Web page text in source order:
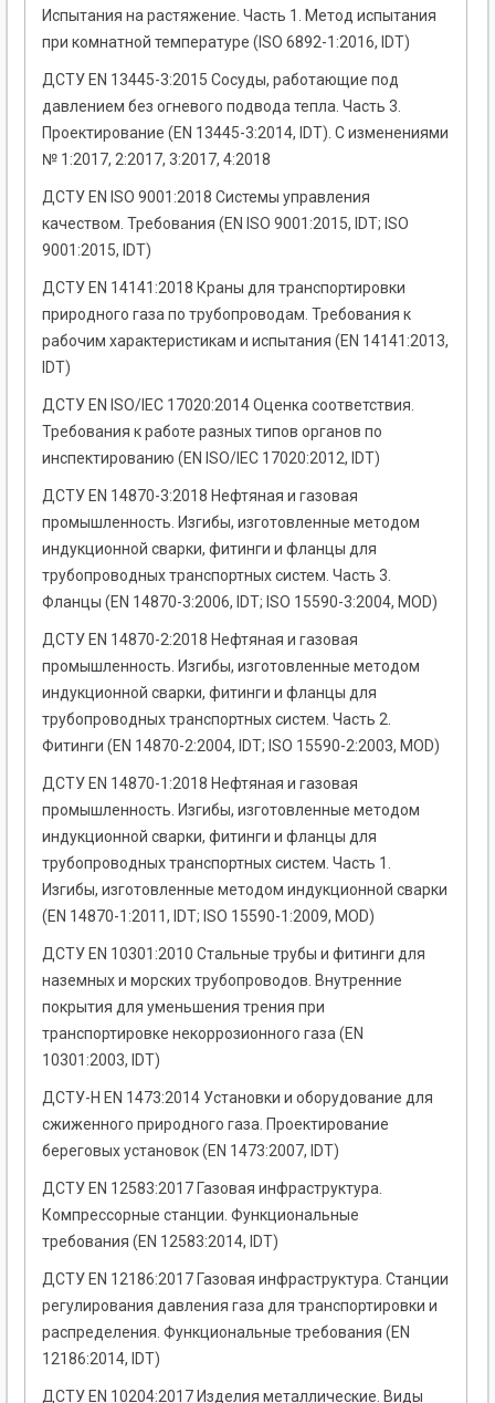
Испытания на растяжение. Часть 1. Метод испытания
при комнатной температуре (ISO 6892-1:2016, IDT)
ДСТУ EN 13445-3:2015 Сосуды, работающие под
давлением без огневого подвода тепла. Часть 3.
Проектирование (EN 13445-3:2014, IDT). С изменениями
№ 1:2017, 2:2017, 3:2017, 4:2018
ДСТУ EN ISO 9001:2018 Системы управления
качеством. Требования (EN ISO 9001:2015, IDT; ISO
9001:2015, IDT)
ДСТУ EN 14141:2018 Краны для транспортировки
природного газа по трубопроводам. Требования к
рабочим характеристикам и испытания (EN 14141:2013,
IDT)
ДСТУ EN ISO/IEC 17020:2014 Оценка соответствия.
Требования к работе разных типов органов по
инспектированию (EN ISO/IEC 17020:2012, IDT)
ДСТУ EN 14870-3:2018 Нефтяная и газовая
промышленность. Изгибы, изготовленные методом
индукционной сварки, фитинги и фланцы для
трубопроводных транспортных систем. Часть 3.
Фланцы (EN 14870-3:2006, IDT; ISO 15590-3:2004, MOD)
ДСТУ EN 14870-2:2018 Нефтяная и газовая
промышленность. Изгибы, изготовленные методом
индукционной сварки, фитинги и фланцы для
трубопроводных транспортных систем. Часть 2.
Фитинги (EN 14870-2:2004, IDT; ISO 15590-2:2003, MOD)
ДСТУ EN 14870-1:2018 Нефтяная и газовая
промышленность. Изгибы, изготовленные методом
индукционной сварки, фитинги и фланцы для
трубопроводных транспортных систем. Часть 1.
Изгибы, изготовленные методом индукционной сварки
(EN 14870-1:2011, IDT; ISO 15590-1:2009, MOD)
ДСТУ EN 10301:2010 Стальные трубы и фитинги для
наземных и морских трубопроводов. Внутренние
покрытия для уменьшения трения при
транспортировке некоррозионного газа (EN
10301:2003, ІDT)
ДСТУ-Н EN 1473:2014 Установки и оборудование для
сжиженного природного газа. Проектирование
береговых установок (EN 1473:2007, IDT)
ДСТУ EN 12583:2017 Газовая инфраструктура.
Компрессорные станции. Функциональные
требования (EN 12583:2014, IDT)
ДСТУ EN 12186:2017 Газовая инфраструктура. Станции
регулирования давления газа для транспортировки и
распределения. Функциональные требования (EN
12186:2014, IDT)
ДСТУ EN 10204:2017 Изделия металлические. Виды